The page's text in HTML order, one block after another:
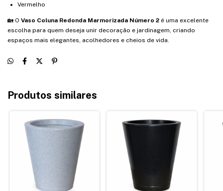
Vermelho
🏡 O Vaso Coluna Redonda Marmorizada Número 2 é uma excelente
escolha para quem deseja unir decoração e jardinagem, criando
espaços mais elegantes, acolhedores e cheios de vida.
Produtos similares